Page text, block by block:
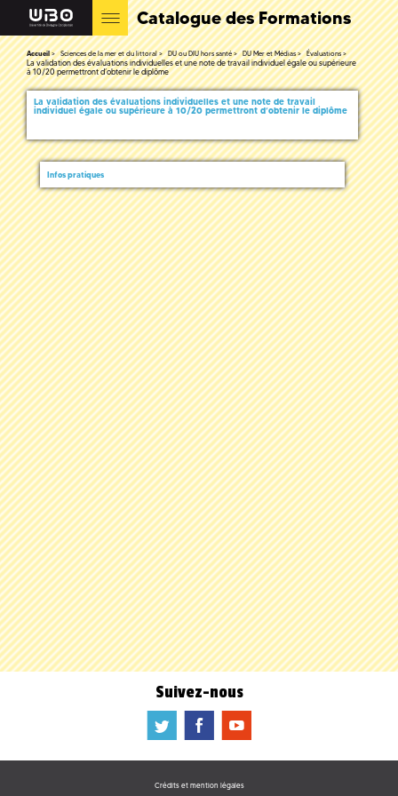
Catalogue des Formations
Accueil Sciences de la mer et du littoral DU ou DIU hors santé DU Mer et Médias Évaluations
La validation des évaluations individuelles et une note de travail individuel égale ou supérieure
à 10/20 permettront d’obtenir le diplôme
La validation des évaluations individuelles et une note de travail
individuel égale ou supérieure à 10/20 permettront d’obtenir le diplôme
Infos pratiques
Suivez-nous
a b f
Crédits et mention légales